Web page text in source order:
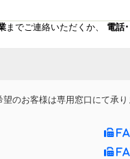
までご連絡いただくか、 電話･
のお客様は専用窓口にて承り